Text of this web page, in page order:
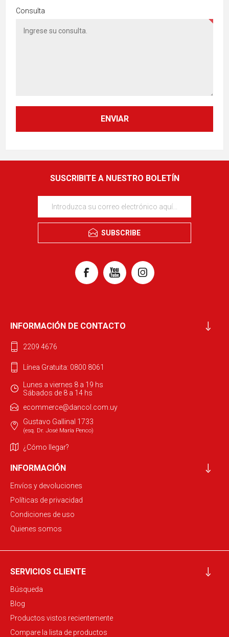
Consulta
SUSCRIBITE A NUESTRO BOLETÍN
SUBSCRIBE
INFORMACIÓN DE CONTACTO
2209 4676
Línea Gratuita: 0800 8061
Lunes a viernes 8 a 19 hs
Sábados de 8 a 14 hs
ecommerce@dancol.com.uy
Gustavo Gallinal 1733
(esq. Dr. José María Penco)
¿Cómo llegar?
INFORMACIÓN
Envíos y devoluciones
Políticas de privacidad
Condiciones de uso
Quienes somos
SERVICIOS CLIENTE
Búsqueda
Blog
Productos vistos recientemente
Compare la lista de productos